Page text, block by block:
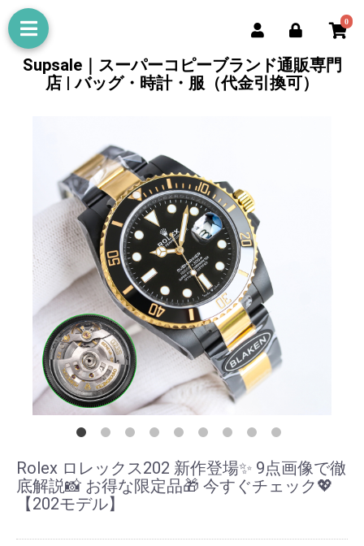
0
Supsale｜スーパーコピーブランド通販専門
店 | バッグ・時計・服（代金引換可）
Rolex ロレックス202 新作登場✨ 9点画像で徹
底解説📸 お得な限定品🎁 今すぐチェック💖
【202モデル】